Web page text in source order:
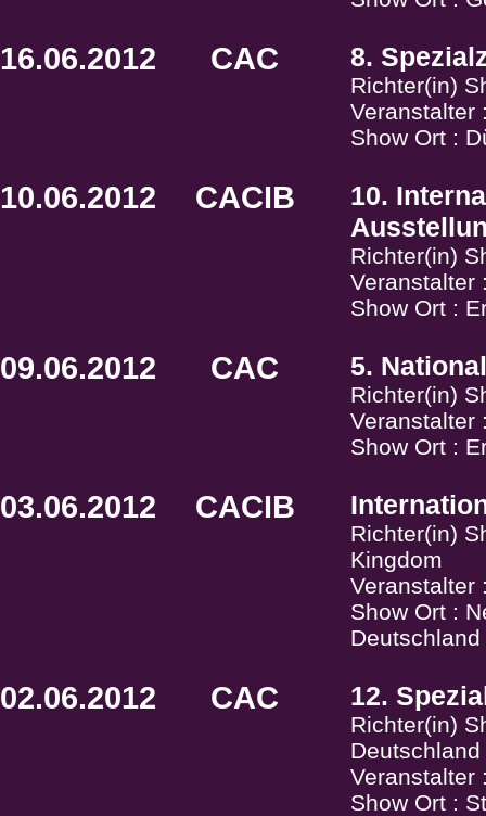
16.06.2012 CAC 8.
Richter(in)
Veranstalter
Show Ort :
10.06.2012 CACIB
10.
Richter(in)
Veranstalter
Show Ort :
09.06.2012 CAC 5.
Richter(in)
Veranstalter
Show Ort :
03.06.2012 CACIB
Richter(in)
Kingdom
Veranstalter
Show Ort :
Deutschland
02.06.2012 CAC 12.
Richter(in)
Deutschland
Veranstalter
Show Ort :